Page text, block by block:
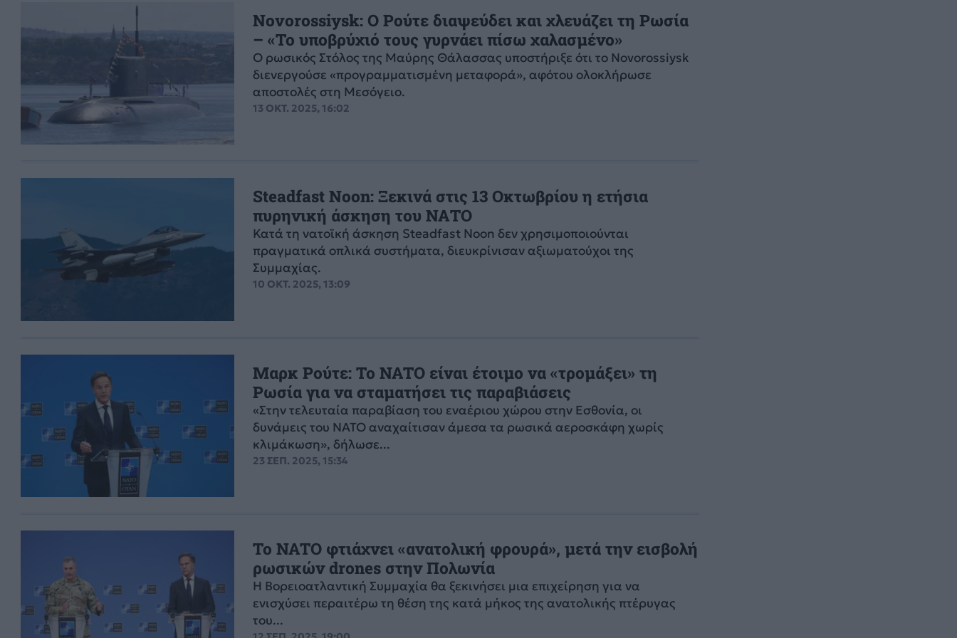
Novorossiysk: Ο Ρούτε διαψεύδει και χλευάζει τη Ρωσία
– «Το υποβρύχιό τους γυρνάει πίσω χαλασμένο»
Ο ρωσικός Στόλος της Μαύρης Θάλασσας υποστήριξε ότι το Novorossiysk
διενεργούσε «προγραμματισμένη μεταφορά», αφότου ολοκλήρωσε
αποστολές στη Μεσόγειο.
13 ΟΚΤ. 2025, 16:02
Steadfast Noon: Ξεκινά στις 13 Οκτωβρίου η ετήσια
πυρηνική άσκηση του ΝΑΤΟ
Κατά τη νατοϊκή άσκηση Steadfast Noon δεν χρησιμοποιούνται
πραγματικά οπλικά συστήματα, διευκρίνισαν αξιωματούχοι της
Συμμαχίας.
10 ΟΚΤ. 2025, 13:09
Μαρκ Ρούτε: Το NATO είναι έτοιμο να «τρομάξει» τη
Ρωσία για να σταματήσει τις παραβιάσεις
«Στην τελευταία παραβίαση του εναέριου χώρου στην Εσθονία, οι
δυνάμεις του ΝΑΤΟ αναχαίτισαν άμεσα τα ρωσικά αεροσκάφη χωρίς
κλιμάκωση», δήλωσε...
23 ΣΕΠ. 2025, 15:34
Το NATO φτιάχνει «ανατολική φρουρά», μετά την εισβολή
ρωσικών drones στην Πολωνία
Η Βορειοατλαντική Συμμαχία θα ξεκινήσει μια επιχείρηση για να
ενισχύσει περαιτέρω τη θέση της κατά μήκος της ανατολικής πτέρυγας
του...